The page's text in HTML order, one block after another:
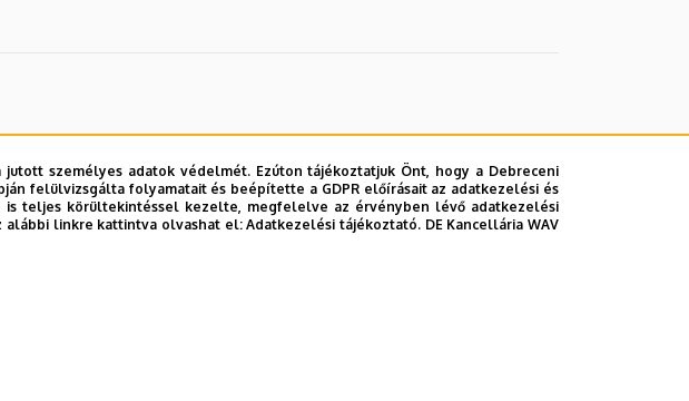
személyes adatok védelmét. Ezúton tájékoztatjuk Önt, hogy a Debreceni
felülvizsgálta folyamatait és beépítette a GDPR előírásait az adatkezelési és
is teljes körültekintéssel kezelte, megfelelve az érvényben lévő adatkezelési
alábbi linkre kattintva olvashat el:Adatkezelési tájékoztató. DE Kancellária WAV